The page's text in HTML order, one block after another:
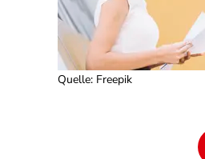
Quelle: Freepik